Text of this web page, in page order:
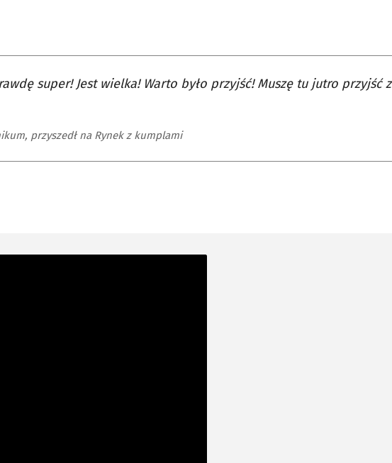
super! Jest wielka! Warto było przyjść! Muszę tu jutro przyjść z
przyszedł na Rynek z kumplami